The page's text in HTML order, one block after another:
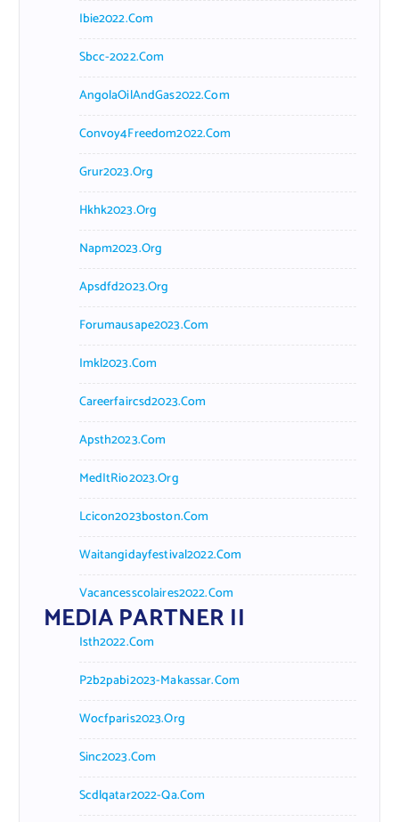
Ibie2022.com
Sbcc-2022.com
AngolaOilAndGas2022.com
Convoy4Freedom2022.com
Grur2023.org
Hkhk2023.org
Napm2023.org
Apsdfd2023.org
Forumausape2023.com
Imkl2023.com
Careerfaircsd2023.com
Apsth2023.com
MedItRio2023.org
Lcicon2023boston.com
Waitangidayfestival2022.com
Vacancesscolaires2022.com
MEDIA PARTNER II
Isth2022.com
P2b2pabi2023-Makassar.com
Wocfparis2023.org
Sinc2023.com
Scdlqatar2022-Qa.com